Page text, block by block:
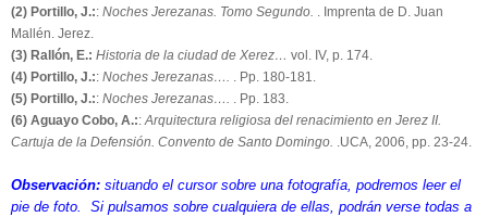
(2) Portillo, J.:: Noches Jerezanas. Tomo Segundo. . Imprenta de D. Juan
Mallén. Jerez.
(3) Rallón, E.: Historia de la ciudad de Xerez… vol. IV, p. 174.
(4) Portillo, J.:: Noches Jerezanas…. . Pp. 180-181.
(5) Portillo, J.:: Noches Jerezanas…. . Pp. 183.
(6) Aguayo Cobo, A.::Arquitectura religiosa del renacimiento en Jerez II.
Cartuja de la Defensión. Convento de Santo Domingo. .UCA, 2006, pp. 23-24.
Observación: situando el cursor sobre una fotografía, podremos leer el
pie de foto. Si pulsamos sobre cualquiera de ellas, podrán verse todas a